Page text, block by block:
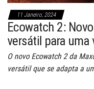
11 Janeiro, 2024
Ecowatch 2:
versátil para uma
O novo Ecowatch 2 da
versátil que se adapta a